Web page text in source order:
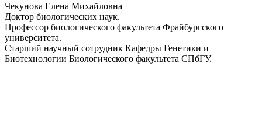
Чекунова Елена Михайловна
Доктор биологических наук.
Профессор биологического факультета Фрайбургского
университета.
Старший научный сотрудник Кафедры Генетики и
Биотехнологии Биологического факультета СПбГУ.